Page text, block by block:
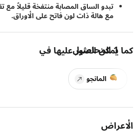
تبدو الساق المصابة منتفخة قليلاً مع تقرحات
مع هالة ذات لون فاتح على الأوراق.
العثور عليها في 1 المحاصيل
المانجو